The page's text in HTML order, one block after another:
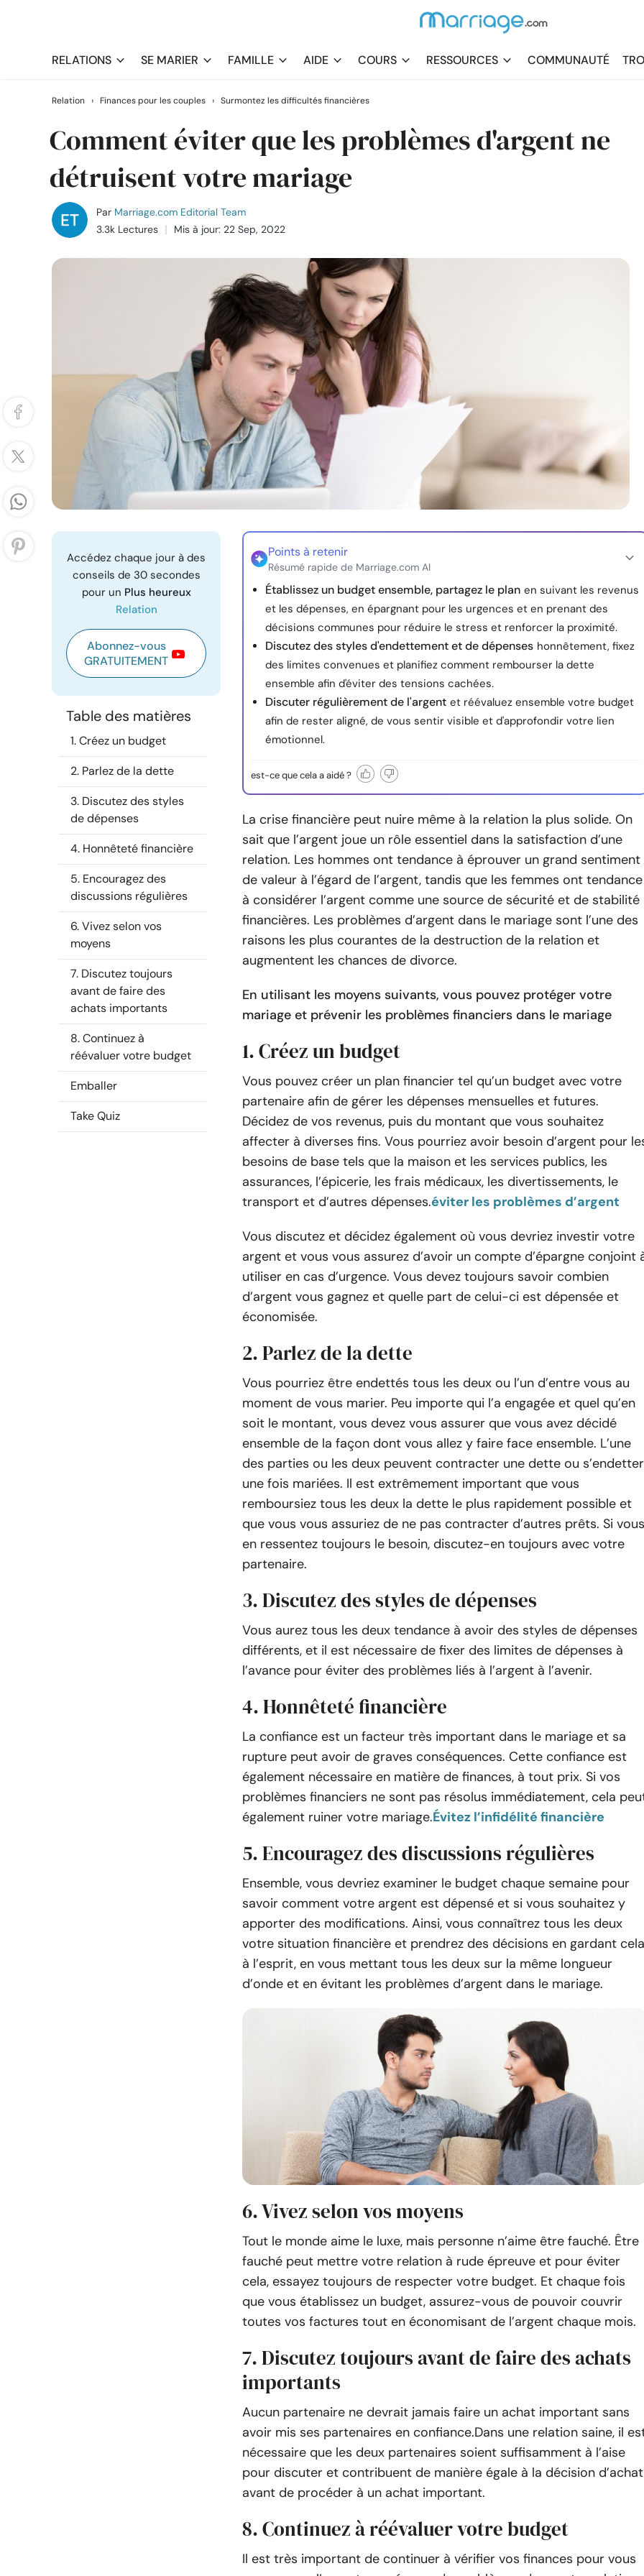
RELATIONS SE MARIER FAMILLE AIDE COURS RESSOURCES COMMUNAUTÉ
Relation › Finances pour les couples › Surmontez les difficultés financières
Comment éviter que les problèmes d'argent ne
détruisent votre mariage
Par Marriage.com Editorial Team
3.3k Lectures
Mis à jour: 22 Sep, 2022
Accédez chaque jour à des
conseils de 30 secondes
pour un Plus heureux
Relation
Abonnez-vous
GRATUITEMENT
Table des matières
1. Créez un budget
2. Parlez de la dette
3. Discutez des styles
de dépenses
4. Honnêteté financière
5. Encouragez des
discussions régulières
6. Vivez selon vos
moyens
7. Discutez toujours
avant de faire des
achats importants
8. Continuez à
réévaluer votre budget
Emballer
Take Quiz
Points à retenir
Résumé rapide de Marriage.com AI
Établissez un budget ensemble, partagez le plan en suivant les revenus
et les dépenses, en épargnant pour les urgences et en prenant des
décisions communes pour réduire le stress et renforcer la proximité.
Discutez des styles d'endettement et de dépenses honnêtement, fixez
des limites convenues et planifiez comment rembourser la dette
ensemble afin d'éviter des tensions cachées.
Discuter régulièrement de l'argent et réévaluez ensemble votre budget
afin de rester aligné, de vous sentir visible et d'approfondir votre lien
émotionnel.
est-ce que cela a aidé ?
La crise financière peut nuire même à la relation la plus solide. On
sait que l’argent joue un rôle essentiel dans la satisfaction d’une
relation. Les hommes ont tendance à éprouver un grand sentiment
de valeur à l’égard de l’argent, tandis que les femmes ont tendance
à considérer l’argent comme une source de sécurité et de stabilité
financières. Les problèmes d’argent dans le mariage sont l’une des
raisons les plus courantes de la destruction de la relation et
augmentent les chances de divorce.
En utilisant les moyens suivants, vous pouvez protéger votre
mariage et prévenir les problèmes financiers dans le mariage
1. Créez un budget
Vous pouvez créer un plan financier tel qu’un budget avec votre
partenaire afin de gérer les dépenses mensuelles et futures.
Décidez de vos revenus, puis du montant que vous souhaitez
affecter à diverses fins. Vous pourriez avoir besoin d’argent pour
besoins de base tels que la maison et les services publics, les
assurances, l’épicerie, les frais médicaux, les divertissements, le
transport et d’autres dépenses.éviter les problèmes d’argent
Vous discutez et décidez également où vous devriez investir votre
argent et vous vous assurez d’avoir un compte d’épargne conjoint
utiliser en cas d’urgence. Vous devez toujours savoir combien
d’argent vous gagnez et quelle part de celui-ci est dépensée et
économisée.
2. Parlez de la dette
Vous pourriez être endettés tous les deux ou l’un d’entre vous au
moment de vous marier. Peu importe qui l’a engagée et quel qu’en
soit le montant, vous devez vous assurer que vous avez décidé
ensemble de la façon dont vous allez y faire face ensemble. L’une
des parties ou les deux peuvent contracter une dette ou s’endetter
une fois mariées. Il est extrêmement important que vous
remboursiez tous les deux la dette le plus rapidement possible et
que vous vous assuriez de ne pas contracter d’autres prêts. Si vous
en ressentez toujours le besoin, discutez-en toujours avec votre
partenaire.
3. Discutez des styles de dépenses
Vous aurez tous les deux tendance à avoir des styles de dépenses
différents, et il est nécessaire de fixer des limites de dépenses à
l’avance pour éviter des problèmes liés à l’argent à l’avenir.
4. Honnêteté financière
La confiance est un facteur très important dans le mariage et sa
rupture peut avoir de graves conséquences. Cette confiance est
également nécessaire en matière de finances, à tout prix. Si vos
problèmes financiers ne sont pas résolus immédiatement, cela
également ruiner votre mariage.Évitez l’infidélité financière
5. Encouragez des discussions régulières
Ensemble, vous devriez examiner le budget chaque semaine pour
savoir comment votre argent est dépensé et si vous souhaitez y
apporter des modifications. Ainsi, vous connaîtrez tous les deux
votre situation financière et prendrez des décisions en gardant cela
à l’esprit, en vous mettant tous les deux sur la même longueur
d’onde et en évitant les problèmes d’argent dans le mariage.
6. Vivez selon vos moyens
Tout le monde aime le luxe, mais personne n’aime être fauché. Être
fauché peut mettre votre relation à rude épreuve et pour éviter
cela, essayez toujours de respecter votre budget. Et chaque fois
que vous établissez un budget, assurez-vous de pouvoir couvrir
toutes vos factures tout en économisant de l’argent chaque mois.
7. Discutez toujours avant de faire des achats
importants
Aucun partenaire ne devrait jamais faire un achat important sans
avoir mis ses partenaires en confiance.Dans une relation saine, il
nécessaire que les deux partenaires soient suffisamment à l’aise
pour discuter et contribuent de manière égale à la décision d’achat
avant de procéder à un achat important.
8. Continuez à réévaluer votre budget
Il est très important de continuer à vérifier vos finances pour vous